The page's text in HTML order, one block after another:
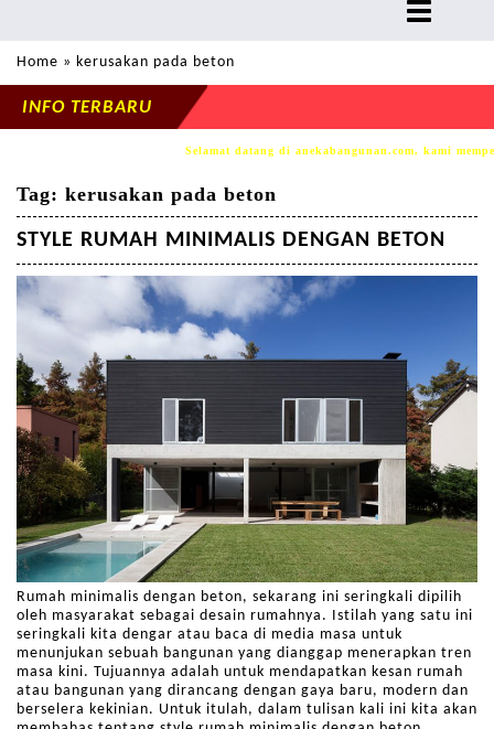
toggle
Home » kerusakan pada beton
INFO TERBARU
Selamat datang di anekabangunan.com, kami
Tag: kerusakan pada beton
STYLE RUMAH MINIMALIS DENGAN BETON
Rumah minimalis dengan beton, sekarang ini seringkali dipilih
oleh masyarakat sebagai desain rumahnya. Istilah yang satu ini
seringkali kita dengar atau baca di media masa untuk
menunjukan sebuah bangunan yang dianggap menerapkan tren
masa kini. Tujuannya adalah untuk mendapatkan kesan rumah
atau bangunan yang dirancang dengan gaya baru, modern dan
berselera kekinian. Untuk itulah, dalam tulisan kali ini kita akan